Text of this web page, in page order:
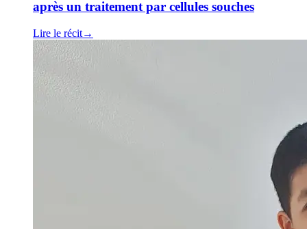
après un traitement par cellules souches
Lire le récit→